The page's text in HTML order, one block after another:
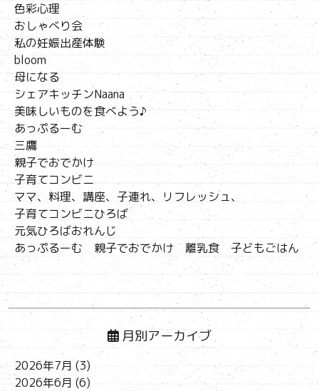
色彩心理
おしゃべり会
私の妊娠出産体験
bloom
母になる
シェアキッチンNaana
美味しいものを食べよう♪
あっぷるーむ
三鷹
親子でおでかけ
子育てコンビニ
ママ、料理、講座、子連れ、リフレッシュ、
子育てコンビニひろば
元気ひろばおれんじ
あっぷるーむ 親子でおでかけ 離乳食 子どもごはん
月別アーカイブ
2026年7月 (3)
2026年6月 (6)